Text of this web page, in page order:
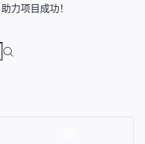
力项目成功！